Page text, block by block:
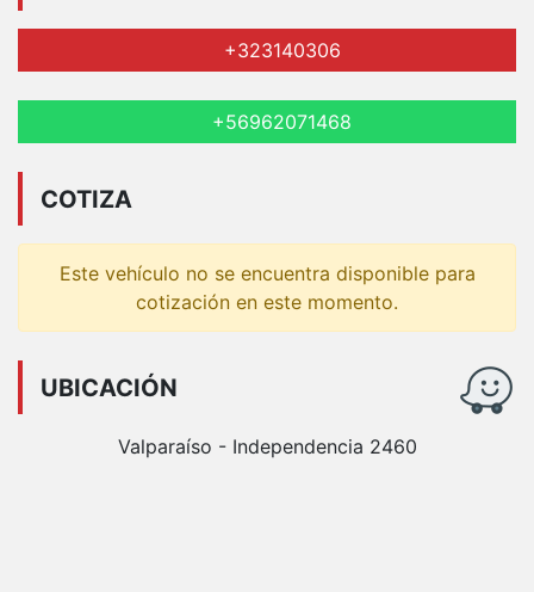
+323140306
+56962071468
COTIZA
Este vehículo no se encuentra disponible para
cotización en este momento.
UBICACIÓN
Valparaíso - Independencia 2460